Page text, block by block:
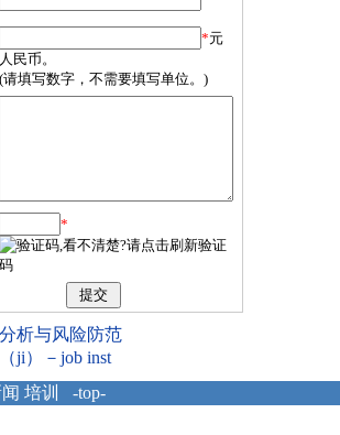
*元
人民币。
(请填写数字，不需要填写单位。)
*
析与风险防范
ji）－job inst
培训
-top-